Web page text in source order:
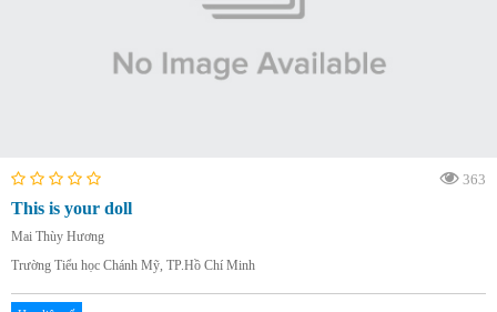
363
This is your doll
Mai Thùy Hương
Trường Tiểu học Chánh Mỹ, TP.Hồ Chí Minh